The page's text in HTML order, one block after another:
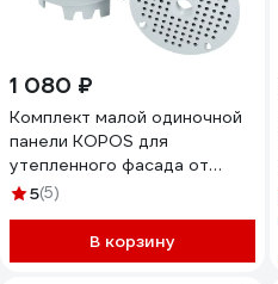
1 080 ₽
Комплект малой одиночной
панели KOPOS для
утепленного фасада от
80мм MDFZ 80 (KB) MDFZ
5(5)
В корзину